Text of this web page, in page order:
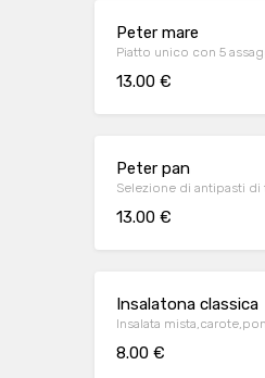
Peter mare
Piatto unico con 5
13.00 €
Peter pan
Selezione di antipasti
13.00 €
Insalatona classica
Insalata
8.00 €